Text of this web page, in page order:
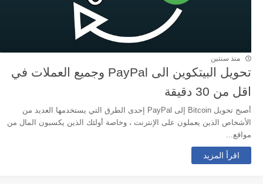
منذ سنتين
تحويل البيتكوين الى PayPal وجميع العملات في
اقل من 30 دقيقة
أصبح تحويل Bitcoin إلى PayPal إحدى الطرق التي يستخدمها العديد من
الأشخاص الذين يعملون على الإنترنت ، وخاصة أولئك الذين يكسبون المال من
مواقع...
اقرأ المزيد